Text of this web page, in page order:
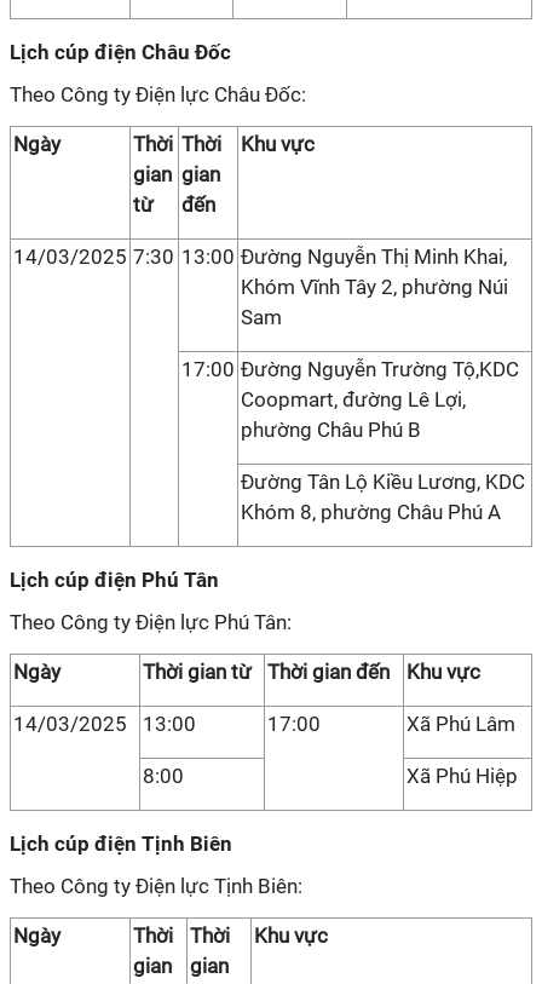
Lịch cúp điện Châu Đốc
Theo Công ty Điện lực Châu Đốc:
Ngày
Thời
gian
từ
Thời
gian
đến
Khu vực
14/03/2025 7:30 13:00 Đường Nguyễn Thị Minh Khai,
Khóm Vĩnh Tây 2, phường Núi
Sam
17:00 Đường Nguyễn Trường Tộ,KDC
Coopmart, đường Lê Lợi,
phường Châu Phú B
Đường Tân Lộ Kiều Lương, KDC
Khóm 8, phường Châu Phú A
Lịch cúp điện Phú Tân
Theo Công ty Điện lực Phú Tân:
Ngày Thời gian từ Thời gian đến Khu vực
14/03/2025 13:00 17:00 Xã Phú Lâm
8:00 Xã Phú Hiệp
Lịch cúp điện Tịnh Biên
Theo Công ty Điện lực Tịnh Biên:
Ngày
Thời
gian
Thời
gian
Khu vực